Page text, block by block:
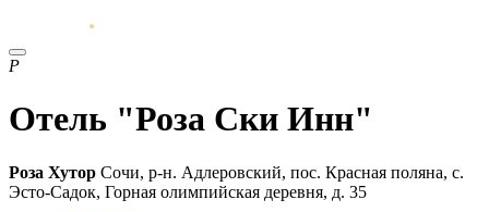
Р
Отель "Роза Ски Инн"
Роза Хутор Сочи, р-н. Адлеровский, пос. Красная поляна, с.
Эсто-Садок, Горная олимпийская деревня, д. 35